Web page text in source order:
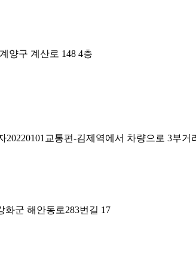
양구 계산로 148 4층
교통편-김제역에서 차량으로 3부거
화군 해안동로283번길 17